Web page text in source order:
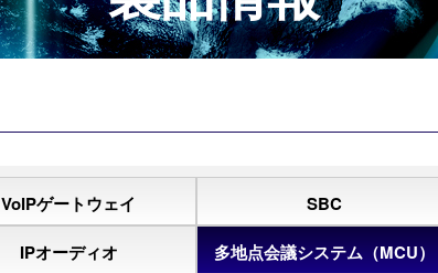
VoIPゲートウェイ SBC
IPオーディオ 多地点会議システム（MCU）